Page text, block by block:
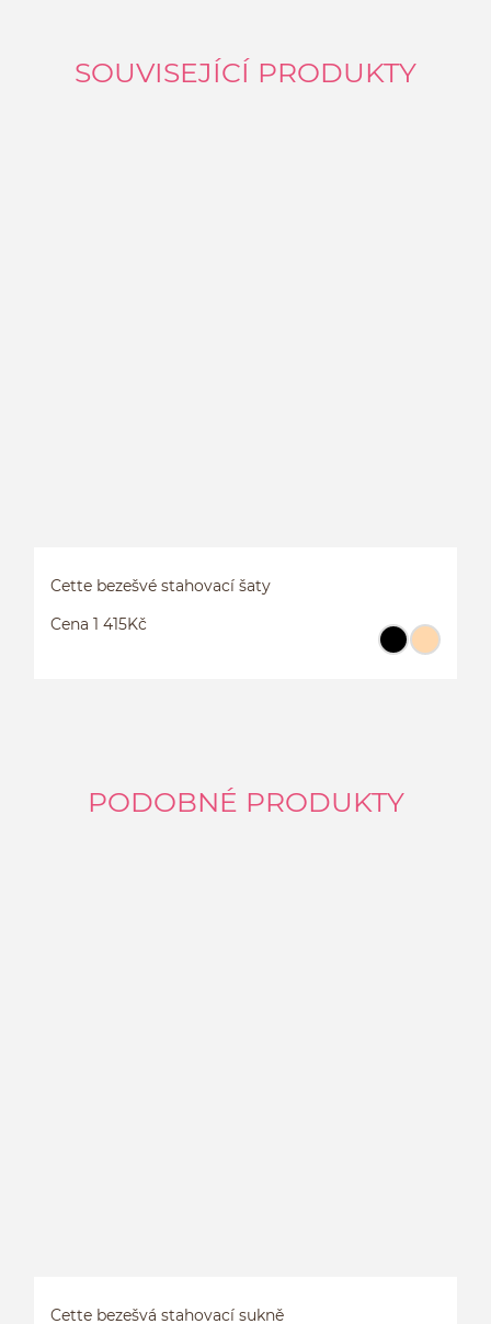
SOUVISEJÍCÍ PRODUKTY
Cette bezešvé stahovací šaty
Cena 1 415Kč
PODOBNÉ PRODUKTY
Cette bezešvá stahovací sukně